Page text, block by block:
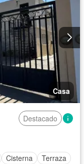
Casa
Destacado
Cisterna
Terraza